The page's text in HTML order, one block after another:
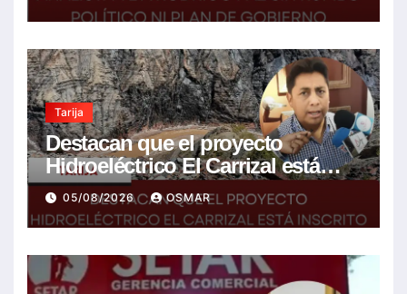
Tarija
Destacan que el proyecto
Hidroeléctrico El Carrizal está
inscrito en el Plan de Desarrollo
del gobierno
05/08/2026 OSMAR